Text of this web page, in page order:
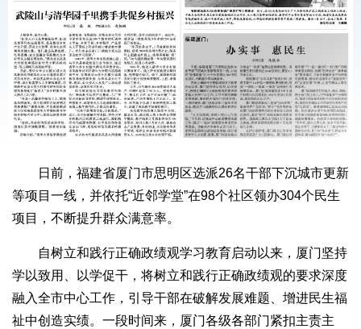
日前，福建省厦门市思明区选派26名干部下沉城市更新
等项目一线，并依托“近邻学堂”在98个社区领办304个民生
项目，不断提升群众满意率。
自树立和践行正确政绩观学习教育启动以来，厦门坚持
学以致用、以学促干，将树立和践行正确政绩观的要求深度
融入全市中心工作，引导干部在破解发展难题、增进民生福
祉中创造实绩。一段时间来，厦门各级各部门紧扣主责主